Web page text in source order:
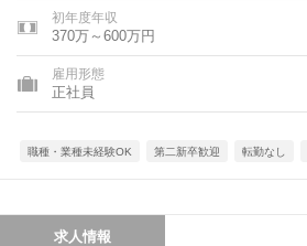
初年度年収
370万～600万円
雇用形態
正社員
職種・業種未経験OK 第二新卒歓迎 転勤なし
求人情報